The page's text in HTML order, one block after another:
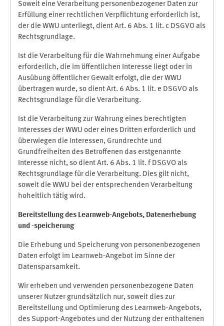
Soweit eine Verarbeitung personenbezogener Daten zur
Erfüllung einer rechtlichen Verpflichtung erforderlich ist,
der die WWU unterliegt, dient Art. 6 Abs. 1 lit. c DSGVO als
Rechtsgrundlage.
Ist die Verarbeitung für die Wahrnehmung einer Aufgabe
erforderlich, die im öffentlichen Interesse liegt oder in
Ausübung öffentlicher Gewalt erfolgt, die der WWU
übertragen wurde, so dient Art. 6 Abs. 1 lit. e DSGVO als
Rechtsgrundlage für die Verarbeitung.
Ist die Verarbeitung zur Wahrung eines berechtigten
Interesses der WWU oder eines Dritten erforderlich und
überwiegen die Interessen, Grundrechte und
Grundfreiheiten des Betroffenen das erstgenannte
Interesse nicht, so dient Art. 6 Abs. 1 lit. f DSGVO als
Rechtsgrundlage für die Verarbeitung. Dies gilt nicht,
soweit die WWU bei der entsprechenden Verarbeitung
hoheitlich tätig wird.
Bereitstellung des Learnweb-Angebots, Datenerhebung
und -speicherung
Die Erhebung und Speicherung von personenbezogenen
Daten erfolgt im Learnweb-Angebot im Sinne der
Datensparsamkeit.
Wir erheben und verwenden personenbezogene Daten
unserer Nutzer grundsätzlich nur, soweit dies zur
Bereitstellung und Optimierung des Learnweb-Angebots,
des Support-Angebotes und der Nutzung der enthaltenen